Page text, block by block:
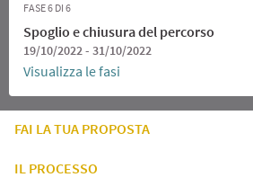
FASE 6 DI 6
Spoglio e chiusura del percorso
19/10/2022 - 31/10/2022
Visualizza le fasi
FAI LA TUA PROPOSTA
IL PROCESSO